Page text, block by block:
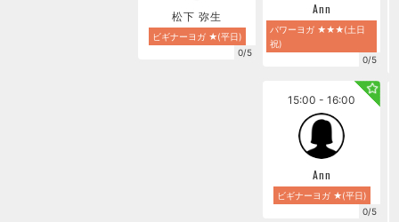
松下 弥生
ビギナーヨガ ★(平日)
0/5
Ann
パワーヨガ ★★★(土日
祝)
0/5
15:00 - 16:00
Ann
ビギナーヨガ ★(平日)
0/5